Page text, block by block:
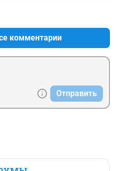
комментарии
Отправить